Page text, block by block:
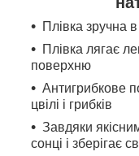
Плівка зручна
Плівка лягає
поверхню
Антигрибкове
цвілі і грибків
Завдяки
сонці і зберігає